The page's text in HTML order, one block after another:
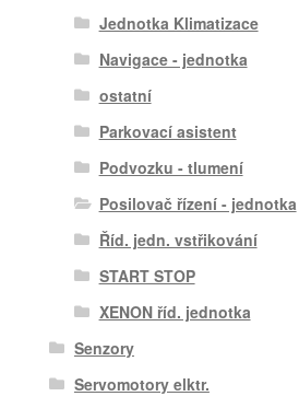
Jednotka Klimatizace
Navigace - jednotka
ostatní
Parkovací asistent
Podvozku - tlumení
Posilovač řízení - jednotka
Říd. jedn. vstřikování
START STOP
XENON říd. jednotka
Senzory
Servomotory elktr.